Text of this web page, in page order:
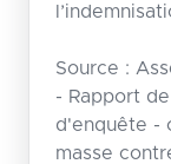
Source :
- Rapport
d'enquête -
masse